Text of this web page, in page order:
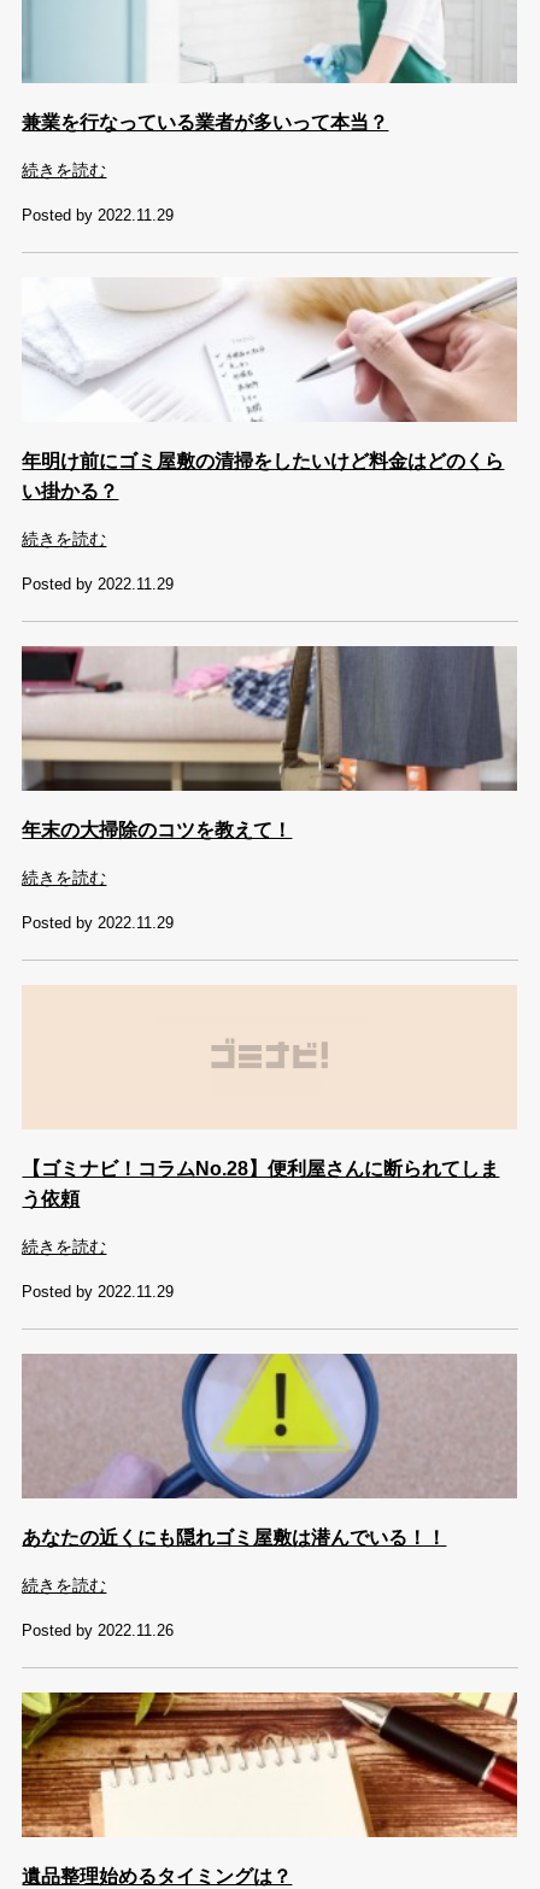
兼業を行なっている業者が多いって本当？
続きを読む
Posted by 2022.11.29
年明け前にゴミ屋敷の清掃をしたいけど料金はどのくら
い掛かる？
続きを読む
Posted by 2022.11.29
年末の大掃除のコツを教えて！
続きを読む
Posted by 2022.11.29
【ゴミナビ！コラムNo.28】便利屋さんに断られてしま
う依頼
続きを読む
Posted by 2022.11.29
あなたの近くにも隠れゴミ屋敷は潜んでいる！！
続きを読む
Posted by 2022.11.26
遺品整理始めるタイミングは？